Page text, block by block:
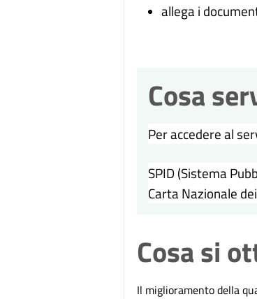
allega i
Cosa
Per accedere al
SPID (Sistema
Carta Nazionale
Cosa si
Il miglioramento della